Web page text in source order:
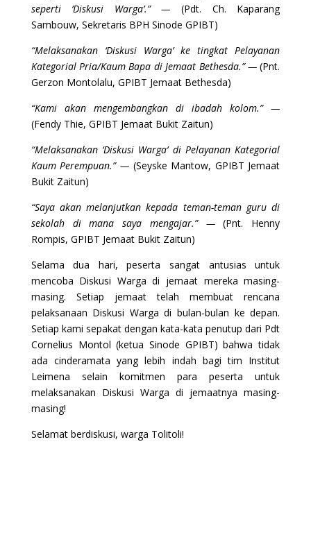
seperti ‘Diskusi Warga’.” — (Pdt. Ch. Kaparang
Sambouw, Sekretaris BPH Sinode GPIBT)
“Melaksanakan ‘Diskusi Warga’ ke tingkat Pelayanan
Kategorial Pria/Kaum Bapa di Jemaat Bethesda.” —(Pnt.
Gerzon Montolalu, GPIBT Jemaat Bethesda)
“Kami akan mengembangkan di ibadah kolom.” —
(Fendy Thie, GPIBT Jemaat Bukit Zaitun)
“Melaksanakan ‘Diskusi Warga’ di Pelayanan Kategorial
Kaum Perempuan.” —(Seyske Mantow, GPIBT Jemaat
Bukit Zaitun)
“Saya akan melanjutkan kepada teman-teman guru di
sekolah di mana saya mengajar.” —(Pnt. Henny
Rompis, GPIBT Jemaat Bukit Zaitun)
Selama dua hari, peserta sangat antusias untuk
mencoba Diskusi Warga di jemaat mereka masing-
masing. Setiap jemaat telah membuat rencana
pelaksanaan Diskusi Warga di bulan-bulan ke depan.
Setiap kami sepakat dengan kata-kata penutup dari Pdt
Cornelius Montol (ketua Sinode GPIBT) bahwa tidak
ada cinderamata yang lebih indah bagi tim Institut
Leimena selain komitmen para peserta untuk
melaksanakan Diskusi Warga di jemaatnya masing-
masing!
Selamat berdiskusi, warga Tolitoli!